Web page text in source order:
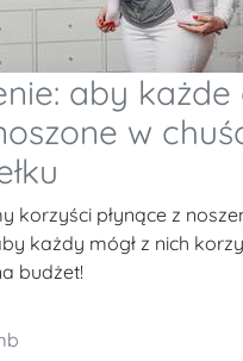
aby każde
w
korzyści płynące z
każdy mógł z nich
budżet!